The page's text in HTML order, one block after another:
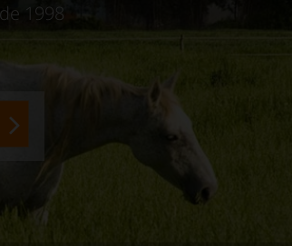
1998